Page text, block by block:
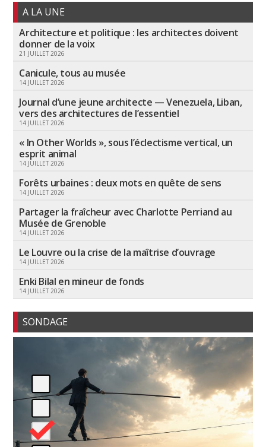
A LA UNE
Architecture et politique : les architectes doivent
donner de la voix
21 JUILLET 2026
Canicule, tous au musée
14 JUILLET 2026
Journal d’une jeune architecte — Venezuela, Liban,
vers des architectures de l’essentiel
14 JUILLET 2026
« In Other Worlds », sous l’éclectisme vertical, un
esprit animal
14 JUILLET 2026
Forêts urbaines : deux mots en quête de sens
14 JUILLET 2026
Partager la fraîcheur avec Charlotte Perriand au
Musée de Grenoble
14 JUILLET 2026
Le Louvre ou la crise de la maîtrise d’ouvrage
14 JUILLET 2026
Enki Bilal en mineur de fonds
14 JUILLET 2026
SONDAGE